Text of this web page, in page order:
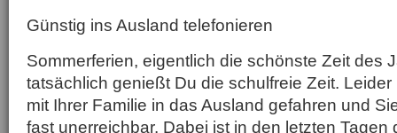
Günstig ins Ausland telefonieren
Sommerferien, eigentlich die schönste Zeit des
tatsächlich genießt Du die schulfreie Zeit.
mit Ihrer Familie in das Ausland gefahren und
fast unerreichbar. Dabei ist in den letzten Tagen